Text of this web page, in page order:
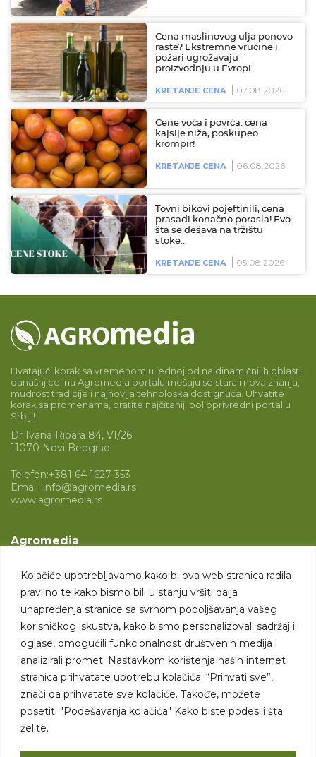
Kolačiće upotrebljavamo kako bi ova web stranica radila
pravilno te kako bismo bili u stanju vršiti dalja
unapređenja stranice sa svrhom poboljšavanja vašeg
korisničkog iskustva, kako bismo personalizovali sadržaj i
oglase, omogućili funkcionalnost društvenih medija i
analizirali promet. Nastavkom korištenja naših internet
stranica prihvatate upotrebu kolačića. “Prihvati sve”,
znači da prihvatate sve kolačiće. Takođe, možete
posetiti "Podešavanja kolačića" Kako biste podesili šta
želite.
Cena maslinovog ulja ponovo
raste? Ekstremne vrućine i
požari ugrožavaju
proizvodnju u Evropi
KRETANJE CENA 07.08.2026
Cene voća i povrća: cena
kajsije niža, poskupeo
krompir!
KRETANJE CENA 06.08.2026
Tovni bikovi pojeftinili, cena
prasadi konačno porasla! Evo
šta se dešava na tržištu
stoke…
KRETANJE CENA 05.08.2026
Hvatajući korak sa vremenom u jednoj od najdinamičnijih oblasti
današnjice, na Agromedia portalu mešaju se stara i nova znanja,
mudrost tradicije i najnovija tehnološka dostignuća. Uhvatite
korak sa promenama, pratite najčitaniji poljoprivredni portal u
Srbiji!
Dr Ivana Ribara 84, VI/26
11070 Novi Beograd
Telefon:+381 64 1627 353
Email: info@agromedia.rs
www.agromedia.rs
Agromedia
Svet poljoprivrede
Marketing usluge
Tražimo saradnike
Kontakt
Kontakt